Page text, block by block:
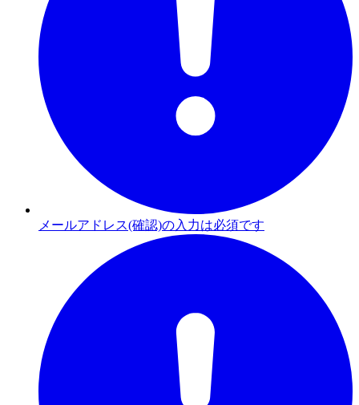
メールアドレス(確認)の入力は必須です